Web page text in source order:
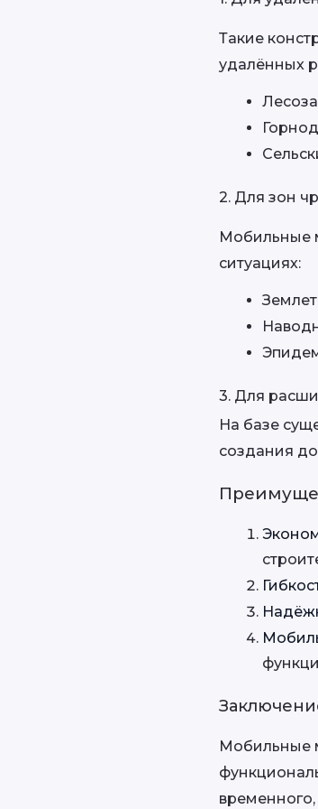
Такие
удалённых
2. Для зон
Мобильные
ситуациях:
3. Для
На базе
создания
Мобильные